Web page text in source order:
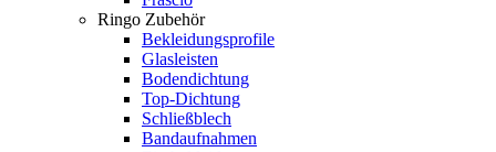
Ringo Zubehör
Bekleidungsprofile
Glasleisten
Bodendichtung
Top-Dichtung
Schließblech
Bandaufnahmen